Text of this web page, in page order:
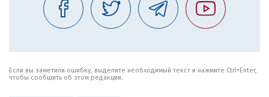
Если вы заметили ошибку, выделите необходимый текст и нажмите Ctrl+Enter,
чтобы сообщить об этом редакции.